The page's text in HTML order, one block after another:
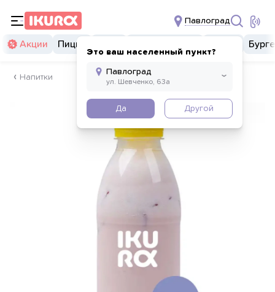
Павлоград
Это ваш населенный пункт?
Да Другой
Акции Пицца
Напитки